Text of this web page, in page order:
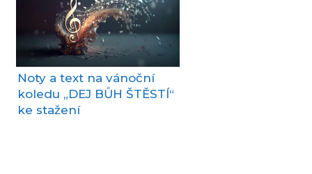
Noty a text na vánoční
koledu „DEJ BŮH ŠTĚSTÍ“
ke stažení